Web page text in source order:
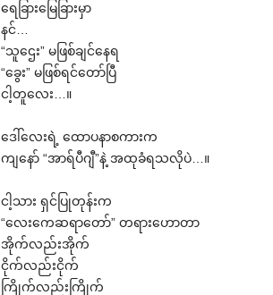
‌ရေခြား‌မြေခြားမှာ
နင်…
“သူ‌ဌေး” မဖြစ်ချင်‌နေရ
“‌ခွေး” မဖြစ်ရင်‌တော်ပြီ
ငါ့တူ‌လေး…။
‌ဒေါ်‌လေးရဲ့ ‌ထောပနာစကားက
ကျ‌နော် “အာရ်ပီဂျီ”နဲ့ အထုခံရသလိုပဲ…။
ငါ့သား ရှင်ပြုတုန်းက
“‌လေး‌ကေဆရာ‌တော်” တရား‌ဟောတာ
အိုက်လည်းအိုက်
ငိုက်လည်းငိုက်
ကြိုက်လည်းကြိုက်